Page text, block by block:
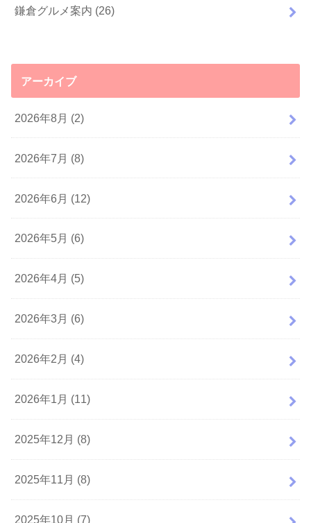
鎌倉グルメ案内 (26)
アーカイブ
2026年8月 (2)
2026年7月 (8)
2026年6月 (12)
2026年5月 (6)
2026年4月 (5)
2026年3月 (6)
2026年2月 (4)
2026年1月 (11)
2025年12月 (8)
2025年11月 (8)
2025年10月 (7)